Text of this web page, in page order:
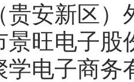
贵安新区）
景旺电子股
学电子商务